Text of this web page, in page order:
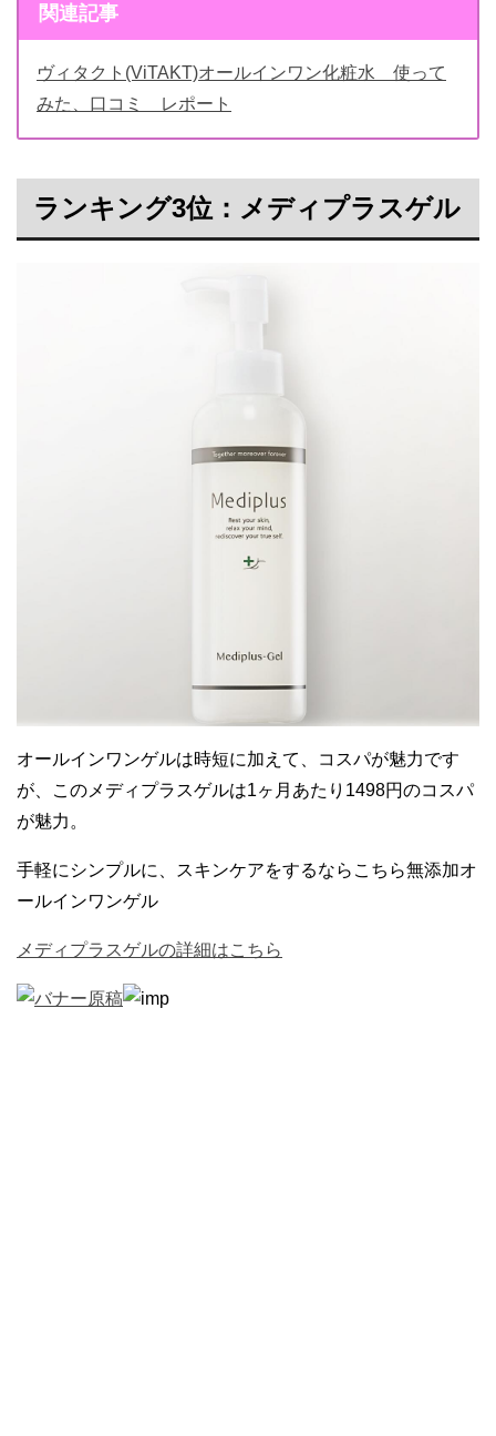
関連記事
ヴィタクト(ViTAKT)オールインワン化粧水 使って
みた、口コミ レポート
ランキング3位：メディプラスゲル
オールインワンゲルは時短に加えて、コスパが魅力です
が、このメディプラスゲルは1ヶ月あたり1498円のコスパ
が魅力。
手軽にシンプルに、スキンケアをするならこちら無添加オ
ールインワンゲル
メディプラスゲルの詳細はこちら